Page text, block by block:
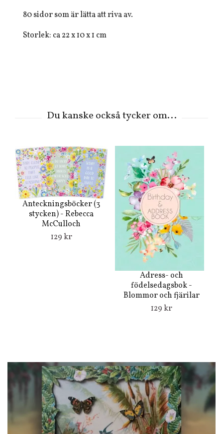
80 sidor som är lätta att riva av.
Storlek: ca 22 x 10 x 1 cm
Anteckningsböcker (3
stycken) - Rebecca
McCulloch
129 kr
Adress- och
födelsedagsbok -
Blommor och fjärilar
129 kr